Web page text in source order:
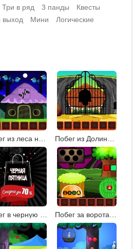
Три в ряд 3 панды
Квесты
выход Мини
Логические
Побег из леса на Хэллоуин 2 Побег из Долины черепа
Побег в черную пятницу Побег за ворота деревни